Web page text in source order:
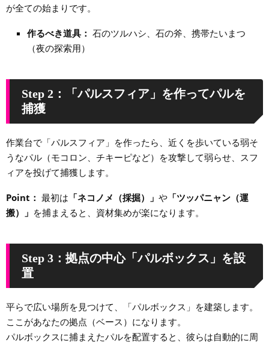
が全ての始まりです。
作るべき道具： 石のツルハシ、石の斧、携帯たいまつ
（夜の探索用）
Step 2：「パルスフィア」を作ってパルを
捕獲
作業台で「パルスフィア」を作ったら、近くを歩いている弱そ
うなパル（モコロン、チキーピなど）を攻撃して弱らせ、スフ
ィアを投げて捕獲します。
Point： 最初は 「ネコノメ（採掘）」 や 「ツッパニャン（運
搬）」 を捕まえると、資材集めが楽になります。
Step 3：拠点の中心「パルボックス」を設
置
平らで広い場所を見つけて、「パルボックス」を建築します。
ここがあなたの拠点（ベース）になります。
パルボックスに捕まえたパルを配置すると、彼らは自動的に周